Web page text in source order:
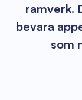
ramverk.
bevara
som